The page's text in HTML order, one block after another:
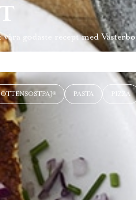
godaste recept med
PASTA PIZZA